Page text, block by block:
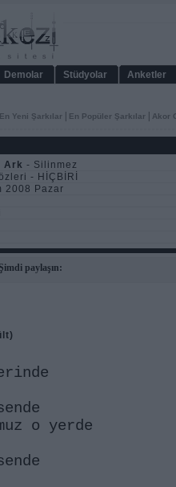
Demolar Stüdyolar Anketler
En Yeni Şarkılar En Popüler Şarkılar Akor
Ark - Silinmez
- HİÇBİRİ
2008 Pazar
paylaşın:
o yerde